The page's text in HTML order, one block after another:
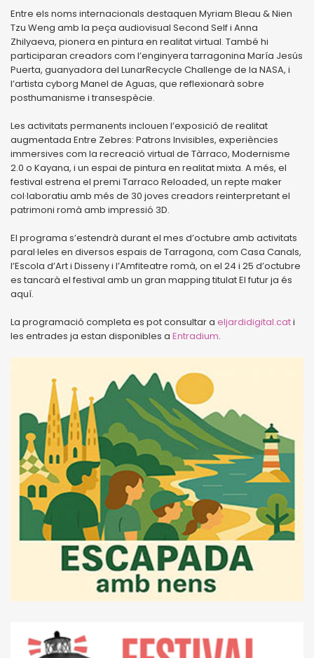
Entre els noms internacionals destaquen Myriam Bleau & Nien
Tzu Weng amb la peça audiovisual Second Self i Anna
Zhilyaeva, pionera en pintura en realitat virtual. També hi
participaran creadors com l’enginyera tarragonina María Jesús
Puerta, guanyadora del LunarRecycle Challenge de la NASA, i
l’artista cyborg Manel de Aguas, que reflexionarà sobre
posthumanisme i transespècie.
Les activitats permanents inclouen l’exposició de realitat
augmentada Entre Zebres: Patrons Invisibles, experiències
immersives com la recreació virtual de Tàrraco, Modernisme
2.0 o Kayana, i un espai de pintura en realitat mixta. A més, el
festival estrena el premi Tarraco Reloaded, un repte maker
col·laboratiu amb més de 30 joves creadors reinterpretant el
patrimoni romà amb impressió 3D.
El programa s’estendrà durant el mes d’octubre amb activitats
paral·leles en diversos espais de Tarragona, com Casa Canals,
l’Escola d’Art i Disseny i l’Amfiteatre romà, on el 24 i 25 d’octubre
es tancarà el festival amb un gran mapping titulat El futur ja és
aquí.
La programació completa es pot consultar a eljardidigital.cati
les entrades ja estan disponibles a Entradium.